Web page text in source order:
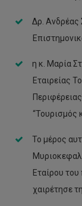
Δρ. Ανδρέας
η κ. Μαρία
Εταιρείας
“Τουρισμός
Το μέρος
Εταίρου
χαιρέτησε